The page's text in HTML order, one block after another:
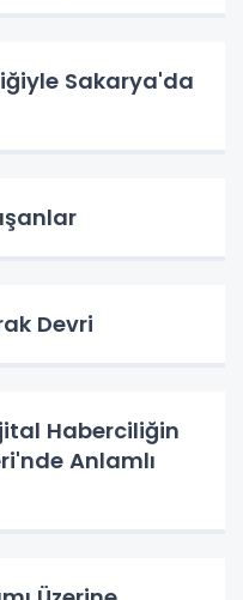
Sakarya'da
Devri
Haberciliğin
Anlamlı